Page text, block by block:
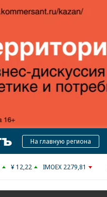
КоммерсантъНа главную региона
¥ 12,22 IMOEX 2279,81